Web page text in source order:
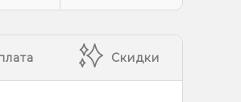
Скидки